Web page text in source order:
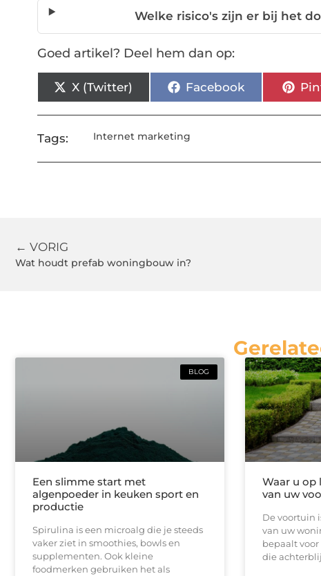
Welke risico's zijn er bij het
Goed artikel? Deel hem dan op:
X (Twitter) Facebook
Tags: Internet marketing
← VORIG
Wat houdt prefab woningbouw in?
BLOG
Een slimme start met
algenpoeder in keuken sport en
productie
Spirulina is een microalg die je steeds
vaker ziet in smoothies, bowls en
supplementen. Ook kleine
foodmerken gebruiken het als
Waar u op
van uw
De voortuin
van uw
bepaalt
die